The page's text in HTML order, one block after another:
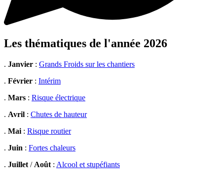
Les thématiques de l'année 2026
. Janvier : Grands Froids sur les chantiers
. Février : Intérim
. Mars : Risque électrique
. Avril : Chutes de hauteur
. Mai : Risque routier
. Juin : Fortes chaleurs
. Juillet / Août : Alcool et stupéfiants